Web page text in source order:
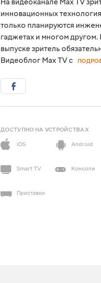
На видеоканале Max TV
инновационных
только планируются
гаджетах и многом
выпуске зритель
Видеоблог Max TV с
ДОСТУПНО НА УСТРОЙСТВАХ
iOS
Android
Smart TV Консоли
Приставки